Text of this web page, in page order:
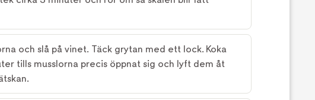
och slå på vinet. Täck grytan med ett lock. Koka
tills musslorna precis öppnat sig och lyft dem åt